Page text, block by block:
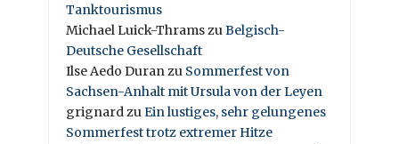
Tanktourismus
Michael Luick-ThramszuBelgisch-
Deutsche Gesellschaft
Ilse Aedo Duranzu Sommerfest von
Sachsen-Anhalt mit Ursula von der Leyen
grignardzuEin lustiges, sehr gelungenes
Sommerfest trotz extremer Hitze